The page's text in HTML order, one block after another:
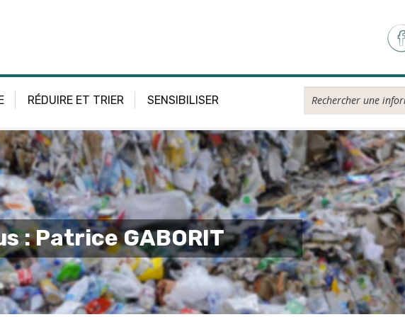
RÉDUIRE ET TRIER SENSIBILISER Rechercher...
: Patrice GABORIT